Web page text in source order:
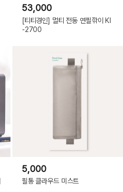
53,000
[티티경인] 멀티 전동 연필깎이 KI
-2700
5,000
필통 클라우드 미스트